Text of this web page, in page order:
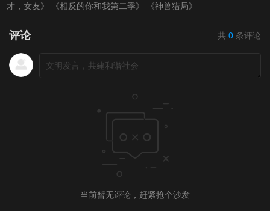
才，女友》
《相反的你和我第二季》 《神兽猎局》
评论 共 0 条评论
当前暂无评论，赶紧抢个沙发